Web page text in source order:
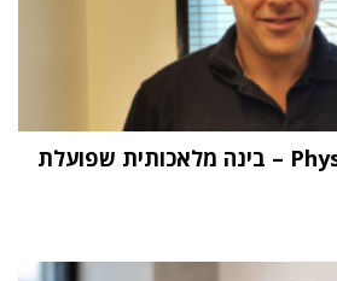
"העתיד הוא Physical AI – בינה מלאכותית שפועלת